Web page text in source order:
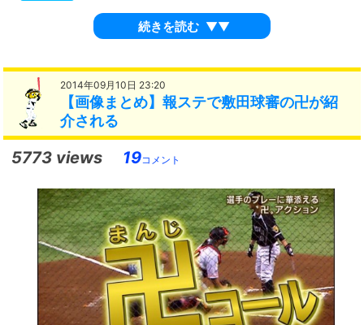
続きを読む ▼▼
2014年09月10日 23:20
【画像まとめ】報ステで敷田球審の卍が紹
介される
5773 views 19コメント